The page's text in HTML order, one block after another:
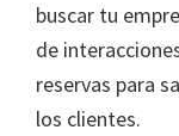
buscar tu
de
reservas para
los clientes.